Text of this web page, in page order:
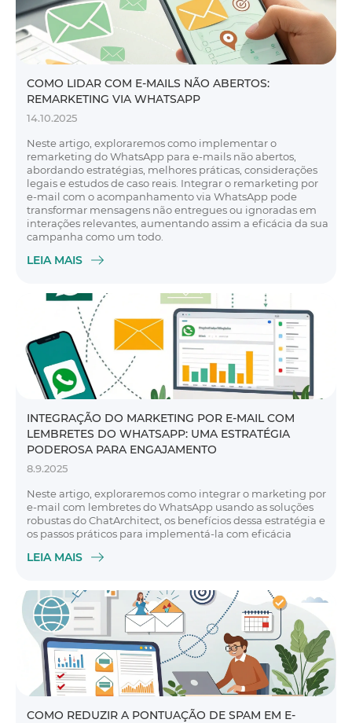
COMO LIDAR COM E-MAILS NÃO ABERTOS:
REMARKETING VIA WHATSAPP
14.10.2025
Neste artigo, exploraremos como implementar o
remarketing do WhatsApp para e-mails não abertos,
abordando estratégias, melhores práticas, considerações
legais e estudos de caso reais. Integrar o remarketing por
e-mail com o acompanhamento via WhatsApp pode
transformar mensagens não entregues ou ignoradas em
interações relevantes, aumentando assim a eficácia da sua
campanha como um todo.
LEIA MAIS
INTEGRAÇÃO DO MARKETING POR E-MAIL COM
LEMBRETES DO WHATSAPP: UMA ESTRATÉGIA
PODEROSA PARA ENGAJAMENTO
8.9.2025
Neste artigo, exploraremos como integrar o marketing por
e-mail com lembretes do WhatsApp usando as soluções
robustas do ChatArchitect, os benefícios dessa estratégia e
os passos práticos para implementá-la com eficácia
LEIA MAIS
COMO REDUZIR A PONTUAÇÃO DE SPAM EM E-